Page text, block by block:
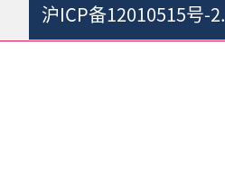
沪ICP备12010515号-2.